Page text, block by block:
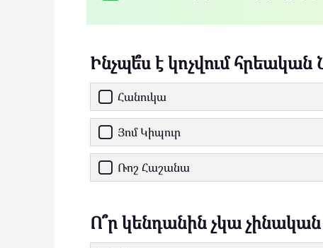
Ինչպե՞ս է կոչվում
Հանուկա
Յոմ Կիպուր
Ռոշ Հաշանա
Ո՞ր կենդանին չկա